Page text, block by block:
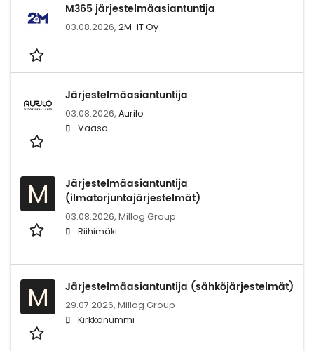
M365 järjestelmäasiantuntija
03.08.2026, 2M-IT Oy
Järjestelmäasiantuntija
03.08.2026, Aurilo
Vaasa
M
Järjestelmäasiantuntija
(ilmatorjuntajärjestelmät)
03.08.2026, Millog Group
Riihimäki
M Järjestelmäasiantuntija (sähköjärjestelmät)
29.07.2026, Millog Group
Kirkkonummi